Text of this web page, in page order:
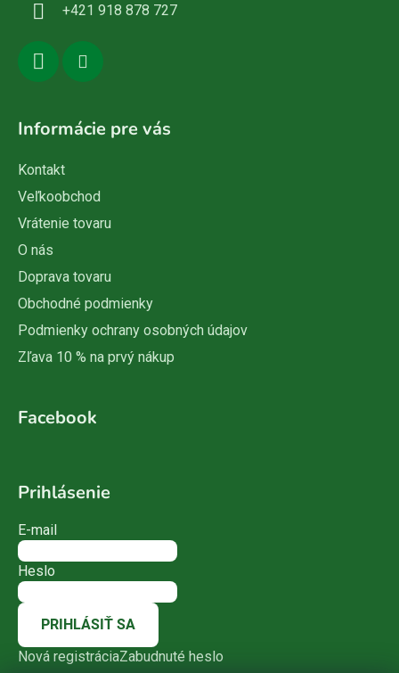
+421 918 878 727
Informácie pre vás
Kontakt
Veľkoobchod
Vrátenie tovaru
O nás
Doprava tovaru
Obchodné podmienky
Podmienky ochrany osobných údajov
Zľava 10 % na prvý nákup
Facebook
Prihlásenie
E-mail
Heslo
PRIHLÁSIŤ SA
Nová registráciaZabudnuté heslo